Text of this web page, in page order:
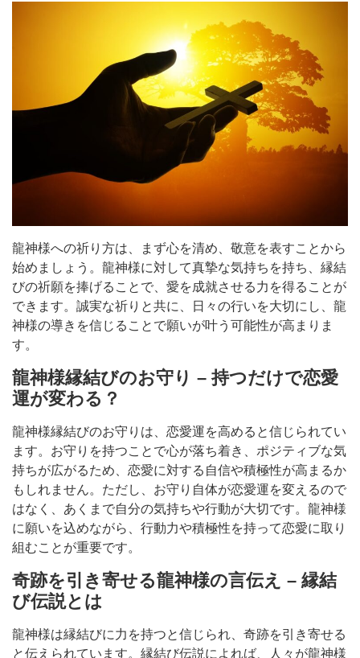
龍神様への祈り方は、まず心を清め、敬意を表すことから
始めましょう。龍神様に対して真摯な気持ちを持ち、縁結
びの祈願を捧げることで、愛を成就させる力を得ることが
できます。誠実な祈りと共に、日々の行いを大切にし、龍
神様の導きを信じることで願いが叶う可能性が高まりま
す。
龍神様縁結びのお守り – 持つだけで恋愛
運が変わる？
龍神様縁結びのお守りは、恋愛運を高めると信じられてい
ます。お守りを持つことで心が落ち着き、ポジティブな気
持ちが広がるため、恋愛に対する自信や積極性が高まるか
もしれません。ただし、お守り自体が恋愛運を変えるので
はなく、あくまで自分の気持ちや行動が大切です。龍神様
に願いを込めながら、行動力や積極性を持って恋愛に取り
組むことが重要です。
奇跡を引き寄せる龍神様の言伝え – 縁結
び伝説とは
龍神様は縁結びに力を持つと信じられ、奇跡を引き寄せる
と伝えられています。縁結び伝説によれば、人々が龍神様